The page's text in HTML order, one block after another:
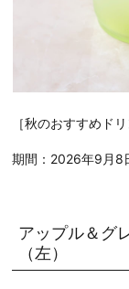
［秋のおすすめドリ
期間：2026年9月8
アップル＆グ
（左）